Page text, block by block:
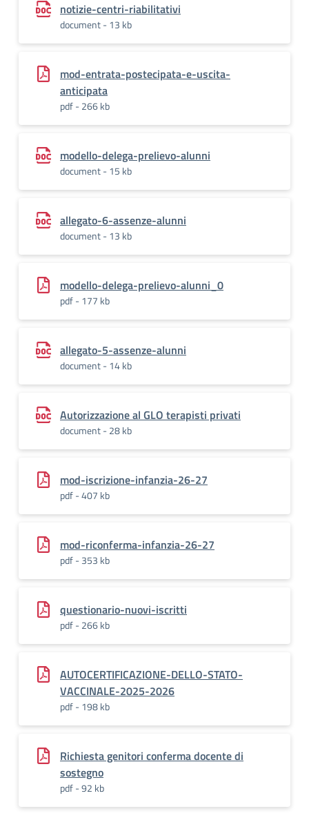
notizie-centri-riabilitativi
document - 13 kb
mod-entrata-postecipata-e-uscita-
anticipata
pdf - 266 kb
modello-delega-prelievo-alunni
document - 15 kb
allegato-6-assenze-alunni
document - 13 kb
modello-delega-prelievo-alunni_0
pdf - 177 kb
allegato-5-assenze-alunni
document - 14 kb
Autorizzazione al GLO terapisti privati
document - 28 kb
mod-iscrizione-infanzia-26-27
pdf - 407 kb
mod-riconferma-infanzia-26-27
pdf - 353 kb
questionario-nuovi-iscritti
pdf - 266 kb
AUTOCERTIFICAZIONE-DELLO-STATO-
VACCINALE-2025-2026
pdf - 198 kb
Richiesta genitori conferma docente di
sostegno
pdf - 92 kb